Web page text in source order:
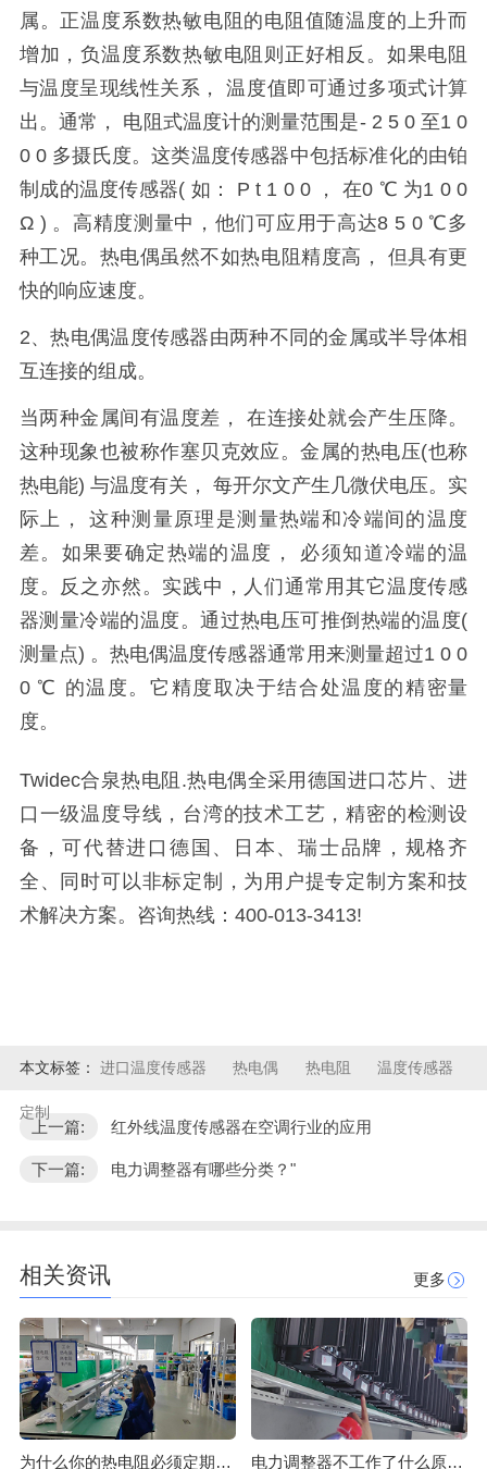
属。正温度系数热敏电阻的电阻值随温度的上升而
增加，负温度系数热敏电阻则正好相反。如果电阻
与温度呈现线性关系， 温度值即可通过多项式计算
出。通常， 电阻式温度计的测量范围是- 2 5 0 至1 0
0 0 多摄氏度。这类温度传感器中包括标准化的由铂
制成的温度传感器( 如： P t 1 0 0 ， 在0 ℃ 为1 0 0
Ω ) 。高精度测量中，他们可应用于高达8 5 0 ℃多
种工况。热电偶虽然不如热电阻精度高， 但具有更
快的响应速度。
2、热电偶温度传感器由两种不同的金属或半导体相
互连接的组成。
当两种金属间有温度差， 在连接处就会产生压降。
这种现象也被称作塞贝克效应。金属的热电压(也称
热电能) 与温度有关， 每开尔文产生几微伏电压。实
际上， 这种测量原理是测量热端和冷端间的温度
差。如果要确定热端的温度， 必须知道冷端的温
度。反之亦然。实践中，人们通常用其它温度传感
器测量冷端的温度。通过热电压可推倒热端的温度(
测量点) 。热电偶温度传感器通常用来测量超过1 0 0
0 ℃ 的温度。它精度取决于结合处温度的精密量
度。
Twidec合泉热电阻.热电偶全采用德国进口芯片、进
口一级温度导线，台湾的技术工艺，精密的检测设
备，可代替进口德国、日本、瑞士品牌，规格齐
全、同时可以非标定制，为用户提专定制方案和技
术解决方案。咨询热线：400-013-3413!
本文标签： 进口温度传感器 热电偶 热电阻 温度传感器
定制
上一篇: 红外线温度传感器在空调行业的应用
下一篇: 电力调整器有哪些分类？"
相关资讯 更多
为什么你的热电阻必须定期校准？ 电力调整器不工作了什么原因？